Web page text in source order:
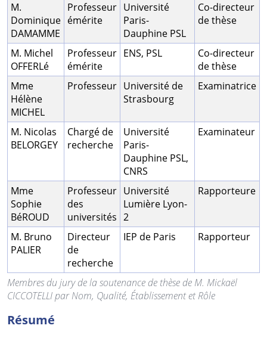
Membres du jury de la soutenance de thèse de M. Mickaël
CICCOTELLI par Nom, Qualité, Établissement et Rôle
M.
Dominique
DAMAMME
Professeur
émérite
Université
Paris-
Dauphine PSL
Co-directeur
de thèse
M. Michel
OFFERLé
Professeur
émérite
ENS, PSL
Co-directeur
de thèse
Mme
Hélène
MICHEL
Professeur Université de
Strasbourg
Examinatrice
M. Nicolas
BELORGEY
Chargé de
recherche
Université
Paris-
Dauphine PSL,
CNRS
Examinateur
Mme
Sophie
BéROUD
Professeur
des
universités
Université
Lumière Lyon-
2
Rapporteure
M. Bruno
PALIER
Directeur
de
recherche
IEP de Paris Rapporteur
Résumé